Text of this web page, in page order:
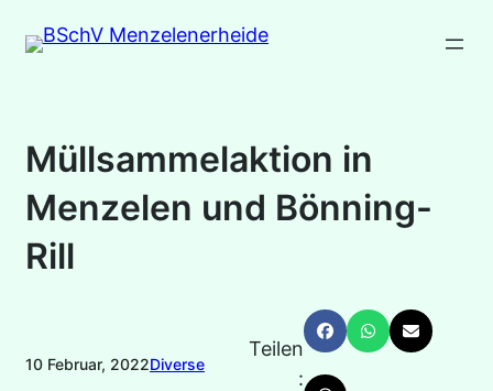
Zum
Inhalt
Müllsammelaktion in
Menzelen und Bönning-
Rill
10 Februar, 2022Diverse
Teilen
: